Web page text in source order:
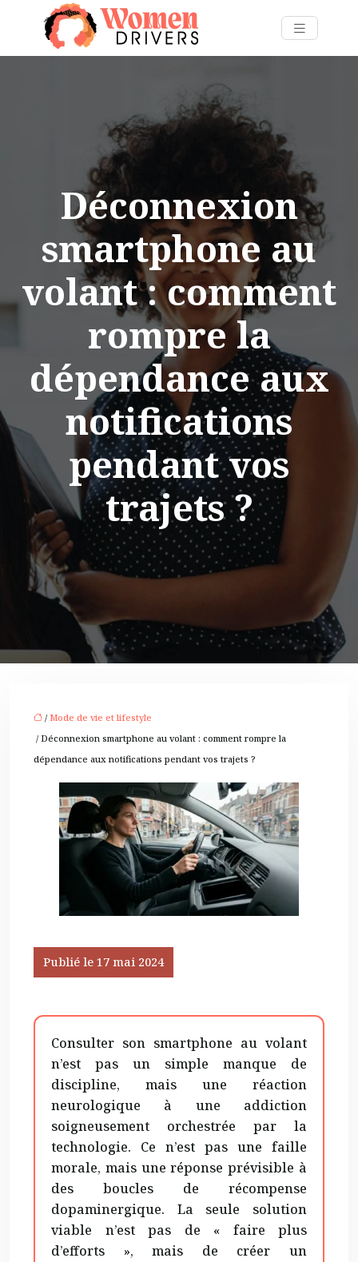
Déconnexion
smartphone au
volant : comment
rompre la
dépendance aux
notifications
pendant vos
trajets ?
/ Mode de vie et lifestyle
/ Déconnexion smartphone au volant : comment rompre la
dépendance aux notifications pendant vos trajets ?
Publié le 17 mai 2024
Consulter son smartphone au volant
n’est pas un simple manque de
discipline, mais une réaction
neurologique à une addiction
soigneusement orchestrée par la
technologie. Ce n’est pas une faille
morale, mais une réponse prévisible à
des boucles de récompense
dopaminergique. La seule solution
viable n’est pas de « faire plus
d’efforts », mais de créer un